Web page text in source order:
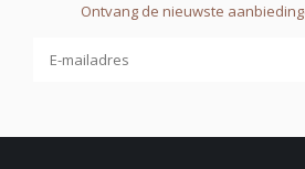
Ontvang de nieuwste